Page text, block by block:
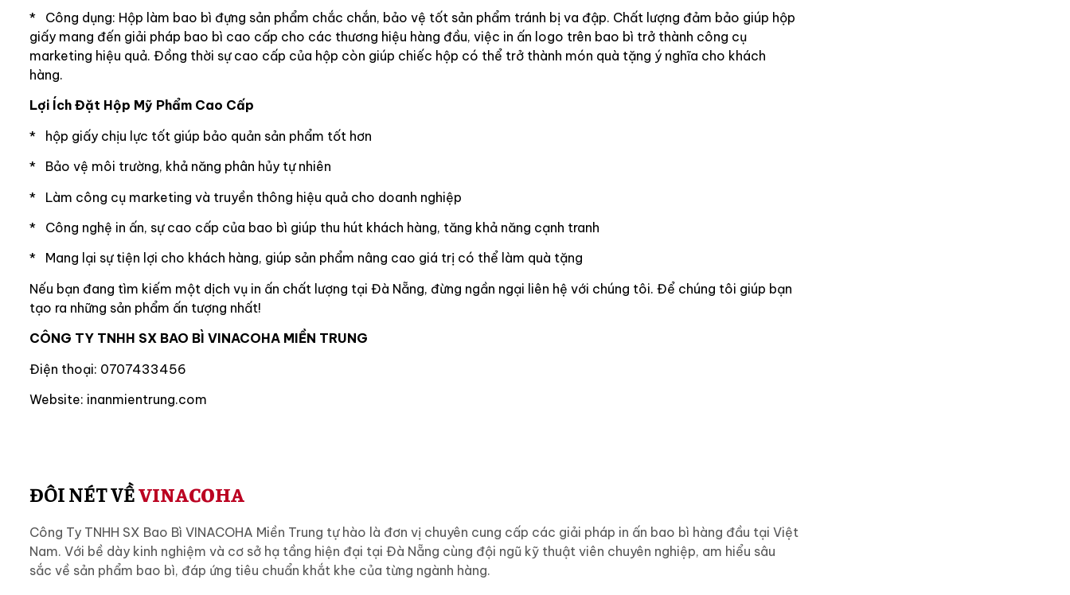
* Công dụng: Hộp làm bao bì đựng sản phẩm chắc chắn, bảo vệ tốt sản phẩm tránh bị va đập. Chất lượng đảm bảo giúp hộp
giấy mang đến giải pháp bao bì cao cấp cho các thương hiệu hàng đầu, việc in ấn logo trên bao bì trở thành công cụ
marketing hiệu quả. Đồng thời sự cao cấp của hộp còn giúp chiếc hộp có thể trở thành món quà tặng ý nghĩa cho khách
hàng.
Lợi Ích Đặt Hộp Mỹ Phẩm Cao Cấp
* hộp giấy chịu lực tốt giúp bảo quản sản phẩm tốt hơn
* Bảo vệ môi trường, khả năng phân hủy tự nhiên
* Làm công cụ marketing và truyền thông hiệu quả cho doanh nghiệp
* Công nghệ in ấn, sự cao cấp của bao bì giúp thu hút khách hàng, tăng khả năng cạnh tranh
* Mang lại sự tiện lợi cho khách hàng, giúp sản phẩm nâng cao giá trị có thể làm quà tặng
Nếu bạn đang tìm kiếm một dịch vụ in ấn chất lượng tại Đà Nẵng, đừng ngần ngại liên hệ với chúng tôi. Để chúng tôi giúp bạn
tạo ra những sản phẩm ấn tượng nhất!
CÔNG TY TNHH SX BAO BÌ VINACOHA MIỀN TRUNG
Điện thoại: 0707433456
Website: inanmientrung.com
ĐÔI NÉT VỀVINACOHA
Công Ty TNHH SX Bao Bì VINACOHA Miền Trung tự hào là đơn vị chuyên cung cấp các giải pháp in ấn bao bì hàng đầu tại Việt
Nam. Với bề dày kinh nghiệm và cơ sở hạ tầng hiện đại tại Đà Nẵng cùng đội ngũ kỹ thuật viên chuyên nghiệp, am hiểu sâu
sắc về sản phẩm bao bì, đáp ứng tiêu chuẩn khắt khe của từng ngành hàng.